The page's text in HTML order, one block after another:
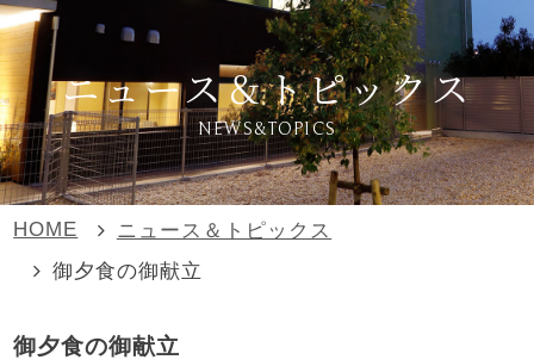
ニュース＆トピックス
NEWS&TOPICS
HOME
ニュース＆トピックス
御夕食の御献立
御夕食の御献立